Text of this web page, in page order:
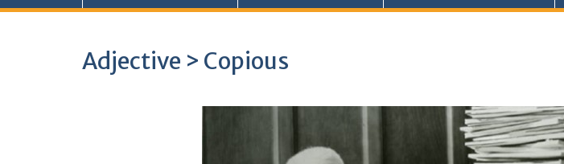
Adjective > Copious